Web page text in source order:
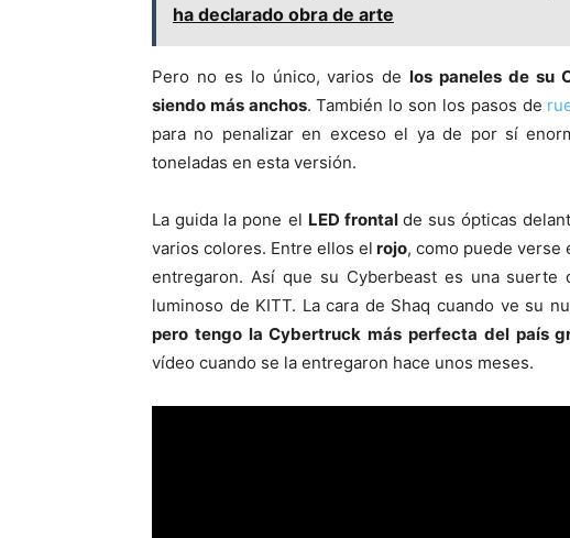
ha declarado obra de arte
Pero no es lo único, varios delos paneles de su
siendo más anchos. También lo son los pasos de
para no penalizar en exceso el ya de por sí
toneladas en esta versión.
La guida la pone el LED frontal de sus ópticas
varios colores. Entre ellos el rojo, como puede verse
entregaron. Así que su Cyberbeast es una suerte
luminoso de KITT. La cara de Shaq cuando ve su
pero tengo la Cybertruck más perfecta del país
vídeo cuando se la entregaron hace unos meses.